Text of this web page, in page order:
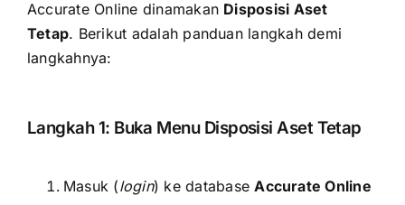
Accurate Online dinamakan Disposisi Aset
Tetap. Berikut adalah panduan langkah demi
langkahnya:
Langkah 1: Buka Menu Disposisi Aset Tetap
Masuk (login) ke databaseAccurate Online